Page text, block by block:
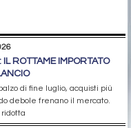
IL ROTTAME IMPORTATO
di fine luglio, acquisti più
debole frenano il mercato.